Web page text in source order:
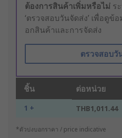
ต้องการสินค้าเพิ่มหรือไม่ ร
‘ตรวจสอบวันจัดส่ง’ เพื่อดูข้
อกสินค้าและการจัดส่ง
ตรวจสอบวั
ชิ้น ต่อหน่วย
1 + THB1,011.44
*ตัวบ่งบอกราคา / price indicative